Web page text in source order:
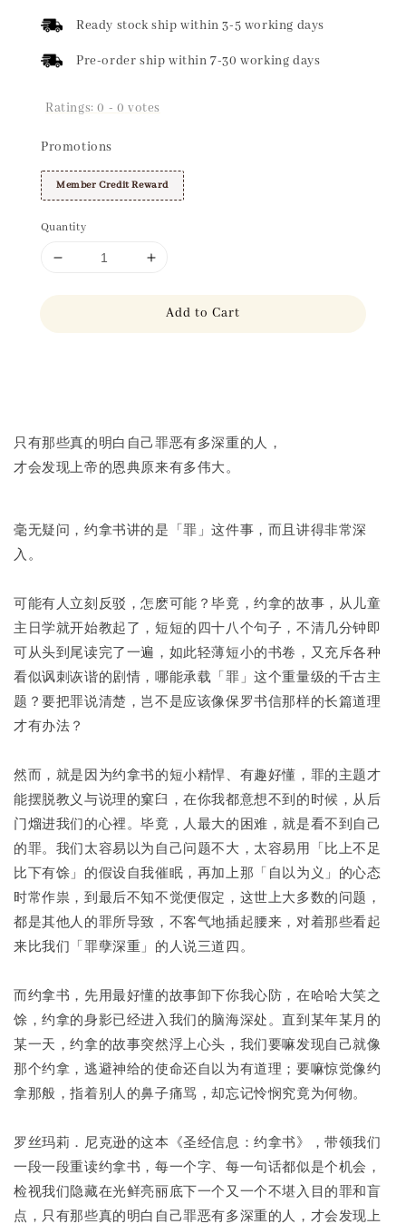
Ready stock ship within 3-5 working days
Pre-order ship within 7-30 working days
Ratings:0 - 0 votes
Promotions
Member Credit Reward
Quantity
Add to Cart
只有那些真的明白自己罪恶有多深重的人，
才会发现上帝的恩典原来有多伟大。
毫无疑问，约拿书讲的是「罪」这件事，而且讲得非常深
入。
可能有人立刻反驳，怎麽可能？毕竟，约拿的故事，从儿童
主日学就开始教起了，短短的四十八个句子，不清几分钟即
可从头到尾读完了一遍，如此轻薄短小的书卷，又充斥各种
看似讽刺诙谐的剧情，哪能承载「罪」这个重量级的千古主
题？要把罪说清楚，岂不是应该像保罗书信那样的长篇道理
才有办法？
然而，就是因为约拿书的短小精悍、有趣好懂，罪的主题才
能摆脱教义与说理的窠臼，在你我都意想不到的时候，从后
门熘进我们的心裡。毕竟，人最大的困难，就是看不到自己
的罪。我们太容易以为自己问题不大，太容易用「比上不足
比下有馀」的假设自我催眠，再加上那「自以为义」的心态
时常作祟，到最后不知不觉便假定，这世上大多数的问题，
都是其他人的罪所导致，不客气地插起腰来，对着那些看起
来比我们「罪孽深重」的人说三道四。
而约拿书，先用最好懂的故事卸下你我心防，在哈哈大笑之
馀，约拿的身影已经进入我们的脑海深处。直到某年某月的
某一天，约拿的故事突然浮上心头，我们要嘛发现自己就像
那个约拿，逃避神给的使命还自以为有道理；要嘛惊觉像约
拿那般，指着别人的鼻子痛骂，却忘记怜悯究竟为何物。
罗丝玛莉．尼克逊的这本《圣经信息：约拿书》，带领我们
一段一段重读约拿书，每一个字、每一句话都似是个机会，
检视我们隐藏在光鲜亮丽底下一个又一个不堪入目的罪和盲
点，只有那些真的明白自己罪恶有多深重的人，才会发现上